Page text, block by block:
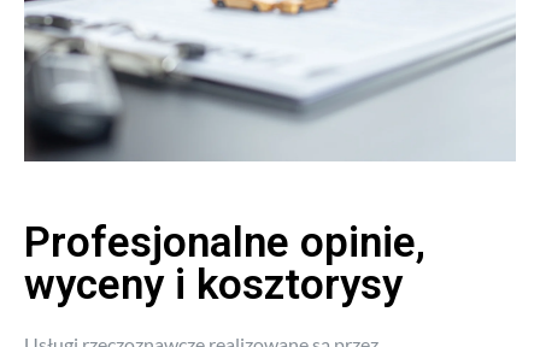
Profesjonalne opinie,
wyceny i kosztorysy